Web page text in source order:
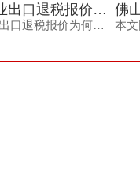
佛山专业出口退税报价差在哪？财税公司认准三项硬指标
佛山专业出口退税报价为何存在差异？专业的财税公司会根据是否需要辅助报关申请产地证、报关单量以及收入结构三个维度确认服务范围与风险成本。鸿裕财税在报价前会逐一摸清这些要素，让外贸企业看到价格背后的专业依据。